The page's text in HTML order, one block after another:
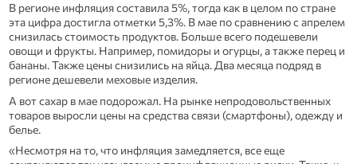
В регионе инфляция составила 5%, тогда как в целом по стране
эта цифра достигла отметки 5,3%. В мае по сравнению с апрелем
снизилась стоимость продуктов. Больше всего подешевели
овощи и фрукты. Например, помидоры и огурцы, а также перец и
бананы. Также цены снизились на яйца. Два месяца подряд в
регионе дешевели меховые изделия.
А вот сахар в мае подорожал. На рынке непродовольственных
товаров выросли цены на средства связи (смартфоны), одежду и
белье.
«Несмотря на то, что инфляция замедляется, все еще